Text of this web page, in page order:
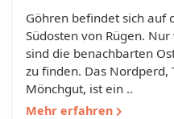
Göhren befindet sich auf
Südosten von Rügen.
sind die benachbarten
zu finden. Das Nordperd,
Mönchgut, ist ein ..
Mehr erfahren